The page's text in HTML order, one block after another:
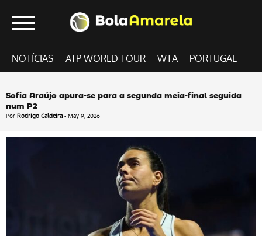
NOTÍCIAS ATP WORLD TOUR WTA PORTUGAL
Sofia Araújo apura-se para a segunda meia-final seguida
num P2
Por Rodrigo Caldeira - May 9, 2026